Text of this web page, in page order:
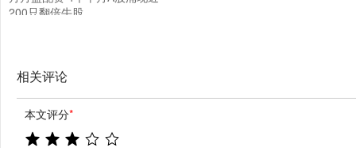
200只翻倍牛股
相关评论
本文评分*